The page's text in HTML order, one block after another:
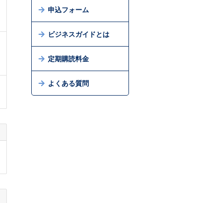
申込フォーム
ビジネスガイドとは
定期購読料金
よくある質問